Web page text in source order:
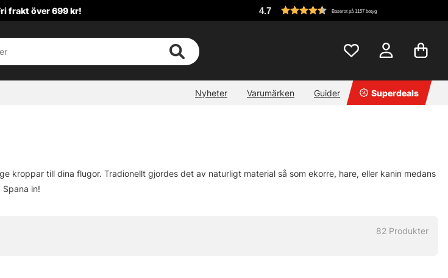
frakt över 699 kr! 4.7 Baserat på 1157 betyg
Nyheter Varumärken Guider Superdeals
kroppar till dina flugor. Tradionellt gjordes det av naturligt material så som ekorre, hare, eller kanin medans
in!
82 Produkter